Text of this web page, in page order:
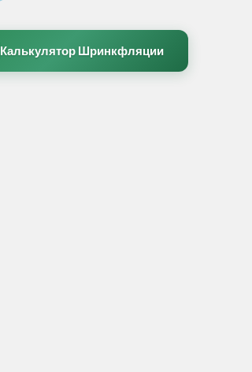
Калькулятор Шринкфляции